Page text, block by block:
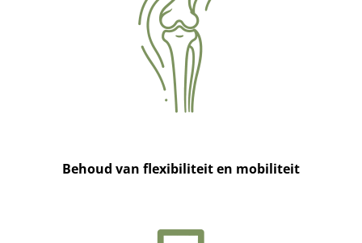
Behoud van flexibiliteit en mobiliteit